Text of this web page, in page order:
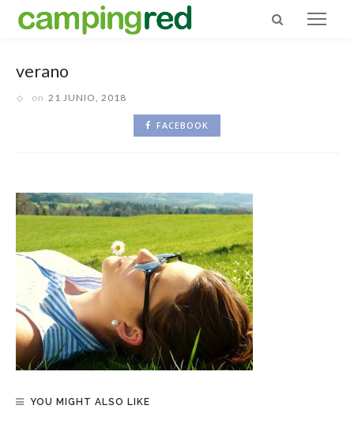
verano
on 21 JUNIO, 2018
FACEBOOK
YOU MIGHT ALSO LIKE